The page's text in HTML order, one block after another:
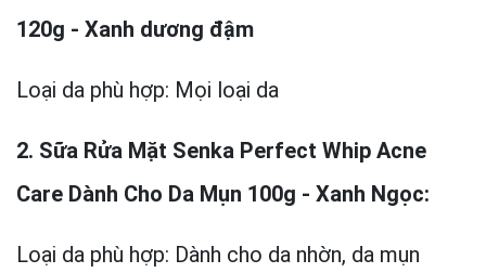
120g - Xanh dương đậm
Loại da phù hợp: Mọi loại da
2. Sữa Rửa Mặt Senka Perfect Whip Acne
Care Dành Cho Da Mụn 100g - Xanh Ngọc:
Loại da phù hợp: Dành cho da nhờn, da mụn